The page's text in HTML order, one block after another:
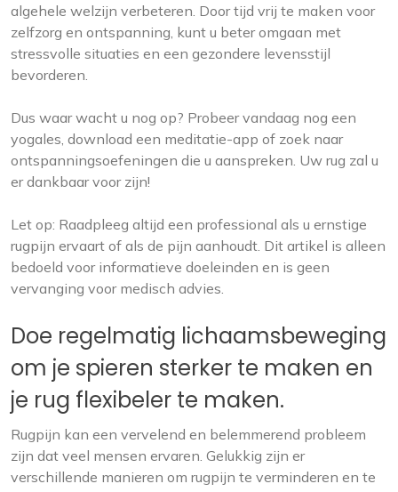
algehele welzijn verbeteren. Door tijd vrij te maken voor
zelfzorg en ontspanning, kunt u beter omgaan met
stressvolle situaties en een gezondere levensstijl
bevorderen.
Dus waar wacht u nog op? Probeer vandaag nog een
yogales, download een meditatie-app of zoek naar
ontspanningsoefeningen die u aanspreken. Uw rug zal u
er dankbaar voor zijn!
Let op: Raadpleeg altijd een professional als u ernstige
rugpijn ervaart of als de pijn aanhoudt. Dit artikel is alleen
bedoeld voor informatieve doeleinden en is geen
vervanging voor medisch advies.
Doe regelmatig lichaamsbeweging
om je spieren sterker te maken en
je rug flexibeler te maken.
Rugpijn kan een vervelend en belemmerend probleem
zijn dat veel mensen ervaren. Gelukkig zijn er
verschillende manieren om rugpijn te verminderen en te